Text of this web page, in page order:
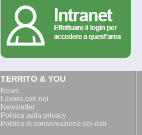
TERRITO & YOU
News
Lavora con noi
Newsletter
Politica sulla privacy
Politica di conservazione dei dati